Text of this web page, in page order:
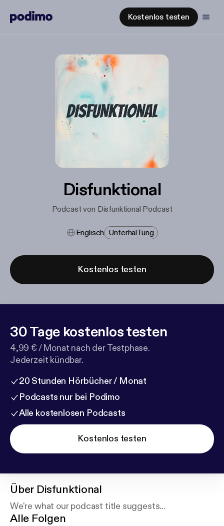
Kostenlos testen
Disfunktional
Podcast von Disfunktional Podcast
Englisch Unterhal​tung
Kostenlos testen
30 Tage kostenlos testen
4,99 € / Monat nach der Testphase.
Jederzeit kündbar.
20 Stunden Hörbücher / Monat
Podcasts nur bei Podimo
Alle kostenlosen Podcasts
Kostenlos testen
Über Disfunktional
We're what our podcast title suggests...
Alle Folgen